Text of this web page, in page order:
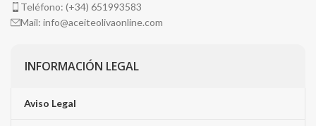
Teléfono: (+34) 651993583
Mail: info@aceiteolivaonline.com
INFORMACIÓN LEGAL
Aviso Legal